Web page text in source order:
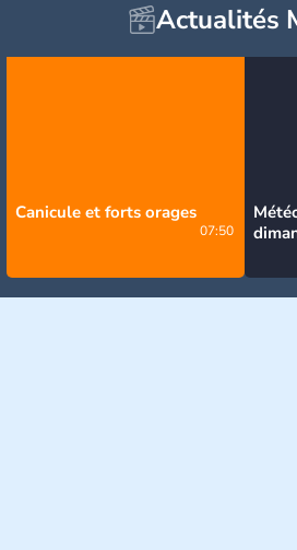
Actualités
Canicule et forts orages
07:50